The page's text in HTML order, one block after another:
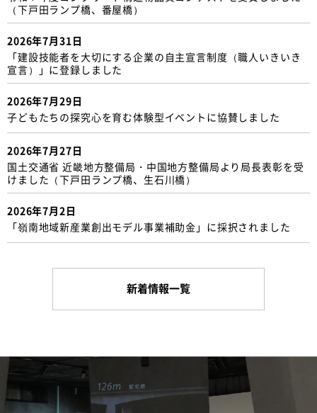
（下戸田ランプ橋、番屋橋）
2026年7月31日
「建設技能者を大切にする企業の自主宣言制度（職人いきいき
宣言）」に登録しました
2026年7月29日
子どもたちの探究心を育む体験型イベントに協賛しました
2026年7月27日
国土交通省 近畿地方整備局・中国地方整備局より局長表彰を受
けました（下戸田ランプ橋、生石川橋）
2026年7月2日
「嶺南地域新産業創出モデル事業補助金」に採択されました
新着情報一覧